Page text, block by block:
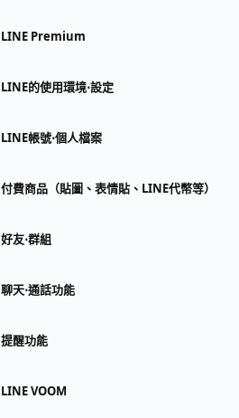
LINE Premium
LINE的使用環境⋅設定
LINE帳號⋅個人檔案
付費商品（貼圖、表情貼、LINE代幣等）
好友⋅群組
聊天⋅通話功能
提醒功能
LINE VOOM